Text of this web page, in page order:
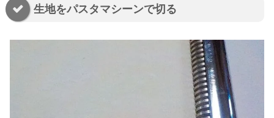
生地をパスタマシーンで切る